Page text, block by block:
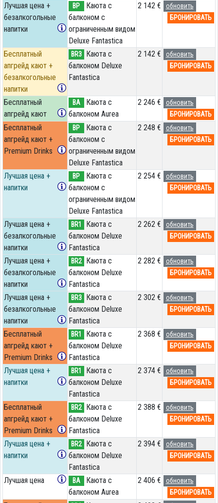
Лучшая цена +
безалкогольные
напитки
BP
Каюта с
балконом c
ограниченным видом
Deluxe Fantastica
2 142 €
обновить
БРОНИРОВАТЬ
Бесплатный
апгрейд кают +
безалкогольные
напитки
BR3
Каюта с
балконом Deluxe
Fantastica
2 142 €
обновить
БРОНИРОВАТЬ
Бесплатный
апгрейд кают
BA
Каюта с
балконом Aurea
2 246 €
обновить
БРОНИРОВАТЬ
Бесплатный
апгрейд кают +
Premium Drinks
BP
Каюта с
балконом c
ограниченным видом
Deluxe Fantastica
2 248 €
обновить
БРОНИРОВАТЬ
Лучшая цена +
напитки
BP
Каюта с
балконом c
ограниченным видом
Deluxe Fantastica
2 254 €
обновить
БРОНИРОВАТЬ
Лучшая цена +
безалкогольные
напитки
BR1
Каюта с
балконом Deluxe
Fantastica
2 262 €
обновить
БРОНИРОВАТЬ
Лучшая цена +
безалкогольные
напитки
BR2
Каюта с
балконом Deluxe
Fantastica
2 282 €
обновить
БРОНИРОВАТЬ
Лучшая цена +
безалкогольные
напитки
BR3
Каюта с
балконом Deluxe
Fantastica
2 302 €
обновить
БРОНИРОВАТЬ
Бесплатный
апгрейд кают +
Premium Drinks
BR1
Каюта с
балконом Deluxe
Fantastica
2 368 €
обновить
БРОНИРОВАТЬ
Лучшая цена +
напитки
BR1
Каюта с
балконом Deluxe
Fantastica
2 374 €
обновить
БРОНИРОВАТЬ
Бесплатный
апгрейд кают +
Premium Drinks
BR2
Каюта с
балконом Deluxe
Fantastica
2 388 €
обновить
БРОНИРОВАТЬ
Лучшая цена +
напитки
BR2
Каюта с
балконом Deluxe
Fantastica
2 394 €
обновить
БРОНИРОВАТЬ
Лучшая цена BA
Каюта с
балконом Aurea
2 406 €
обновить
БРОНИРОВАТЬ